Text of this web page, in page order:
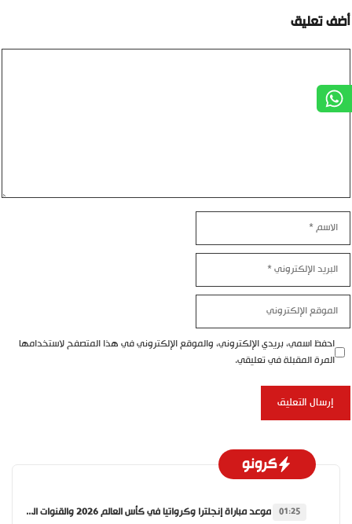
أضف تعليق
الإلكتروني
الإلكتروني
احفظ اسمي، بريدي الإلكتروني، والموقع الإلكتروني في هذا المتصفح لاستخدامها
المرة المقبلة في تعليقي.
كرونو
01:25 موعد مباراة إنجلترا وكرواتيا في كأس العالم 2026 والقنوات الناقلة